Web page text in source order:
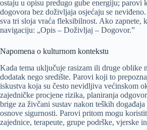
ostaju u opisu predugo gube energiju; parovi
dogovora bez doživljaja osjećaju se
sva tri sloja vraća fleksibilnost. Ako zapnete,
navigaciju: „Opis – Doživljaj – Dogovor.”
Napomena o kulturnom kontekstu
Kada tema uključuje rasizam ili druge oblike
dodatak nego središte. Parovi koji to
iskustva koja su često nevidljiva većinskom
zajedničke procjene rizika, planiranja
brige za živčani sustav nakon teških
osnove sigurnosti. Parovi pritom mogu
zajednice, terapeute, grupe podrške, vjerske